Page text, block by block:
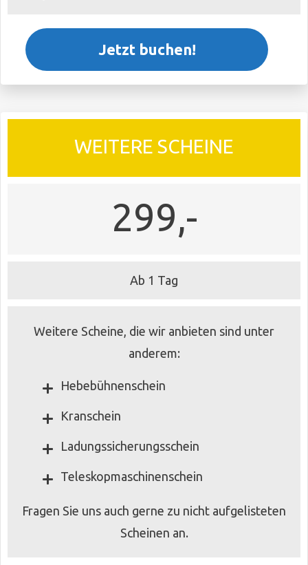
Jetzt buchen!
WEITERE SCHEINE
299,-
Ab 1 Tag
Weitere Scheine, die wir anbieten sind unter
anderem:
Hebebühnenschein
Kranschein
Ladungssicherungsschein
Teleskopmaschinenschein
Fragen Sie uns auch gerne zu nicht aufgelisteten
Scheinen an.